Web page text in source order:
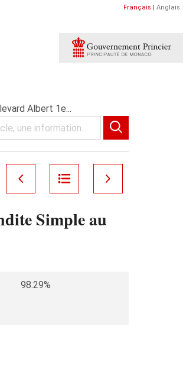
Français | Anglais
Albert 1e...
Simple au
98.29%